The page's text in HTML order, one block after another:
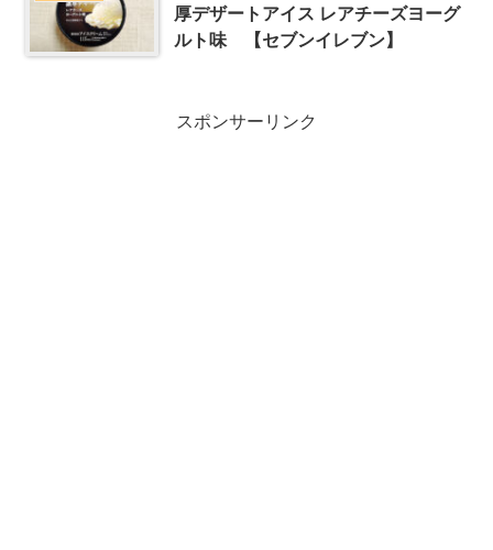
厚デザートアイス レアチーズヨーグ
ルト味 【セブンイレブン】
スポンサーリンク